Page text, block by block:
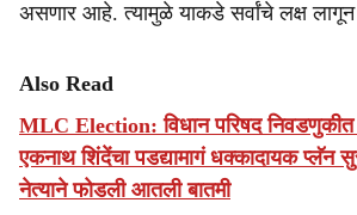
असणार आहे. त्यामुळे याकडे सर्वांचे लक्ष
Also Read
MLC Election: विधान परिषद निवडणुकीत
एकनाथ शिंदेंचा पडद्यामागं धक्कादायक प्लॅन
नेत्याने फोडली आतली बातमी